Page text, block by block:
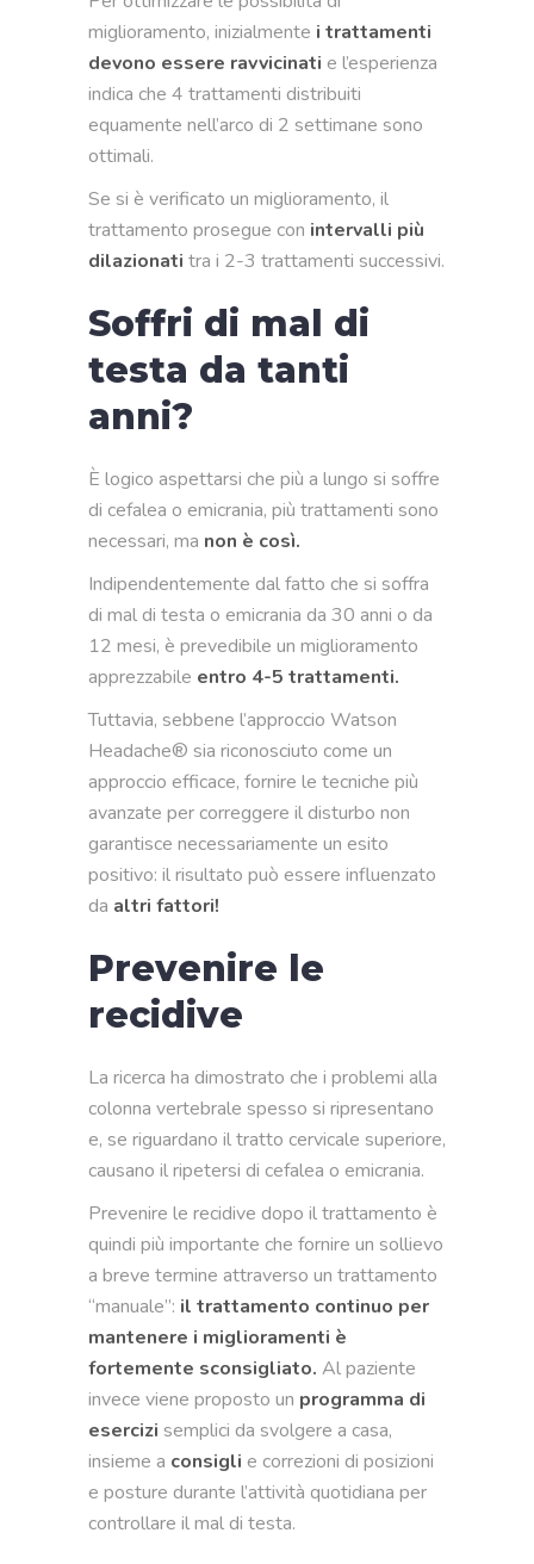
miglioramento, inizialmente i trattamenti
devono essere ravvicinati e l’esperienza
indica che 4 trattamenti distribuiti
equamente nell’arco di 2 settimane sono
ottimali.
Se si è verificato un miglioramento, il
trattamento prosegue con intervalli più
dilazionati tra i 2-3 trattamenti successivi.
Soffri di mal di
testa da tanti
anni?
È logico aspettarsi che più a lungo si soffre
di cefalea o emicrania, più trattamenti sono
necessari, ma non è così.
Indipendentemente dal fatto che si soffra
di mal di testa o emicrania da 30 anni o da
12 mesi, è prevedibile un miglioramento
apprezzabile entro 4-5 trattamenti.
Tuttavia, sebbene l’approccio Watson
Headache® sia riconosciuto come un
approccio efficace, fornire le tecniche più
avanzate per correggere il disturbo non
garantisce necessariamente un esito
positivo: il risultato può essere influenzato
da altri fattori!
Prevenire le
recidive
La ricerca ha dimostrato che i problemi alla
colonna vertebrale spesso si ripresentano
e, se riguardano il tratto cervicale superiore,
causano il ripetersi di cefalea o emicrania.
Prevenire le recidive dopo il trattamento è
quindi più importante che fornire un sollievo
a breve termine attraverso un trattamento
“manuale”: il trattamento continuo per
mantenere i miglioramenti è
fortemente sconsigliato. Al paziente
invece viene proposto un programma di
esercizi semplici da svolgere a casa,
insieme a consigli e correzioni di posizioni
e posture durante l’attività quotidiana per
controllare il mal di testa.